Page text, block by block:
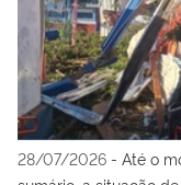
28/07/2026 - Até o